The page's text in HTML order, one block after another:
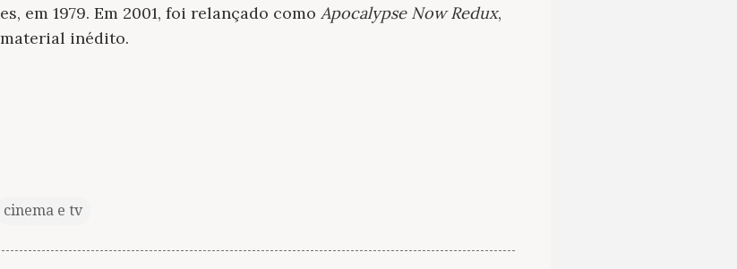
em 1979. Em 2001, foi relançado como Apocalypse Now Redux,
inédito.
cinema e tv